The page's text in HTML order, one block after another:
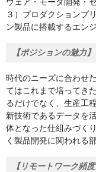
ウェア・モータ開発・
３）プロダクションプ
ン製品に搭載するエン
【ポジションの魅力】
時代のニーズに合わせ
てはこれまで培ってき
るだけでなく、生産工
新技術であるデータを
体となった仕組みづく
く製品開発に関われる
【リモートワーク頻度